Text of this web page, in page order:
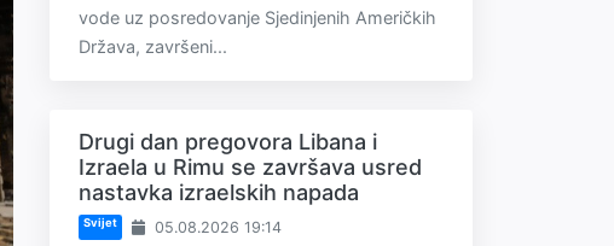
vode uz posredovanje Sjedinjenih Američkih
Država, završeni...
Drugi dan pregovora Libana i
Izraela u Rimu se završava usred
nastavka izraelskih napada
Svijet 05.08.2026 19:14